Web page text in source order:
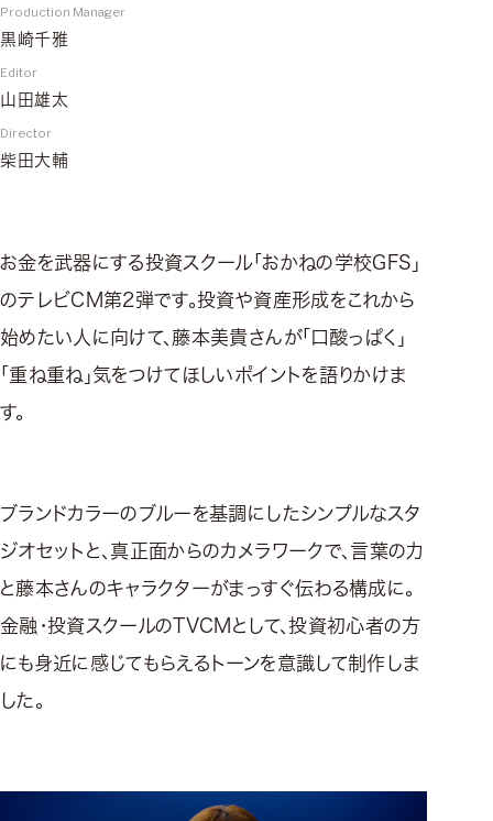
Production Manager
黒崎千雅
Editor
山田雄太
Director
柴田大輔
お金を武器にする投資スクール「おかねの学校GFS」
のテレビCM第2弾です。投資や資産形成をこれから
始めたい人に向けて、藤本美貴さんが「口酸っぱく」
「重ね重ね」気をつけてほしいポイントを語りかけま
す。
ブランドカラーのブルーを基調にしたシンプルなスタ
ジオセットと、真正面からのカメラワークで、言葉の力
と藤本さんのキャラクターがまっすぐ伝わる構成に。
金融・投資スクールのTVCMとして、投資初心者の方
にも身近に感じてもらえるトーンを意識して制作しま
した。